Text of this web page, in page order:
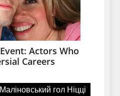
Маліновський гол Ніцці